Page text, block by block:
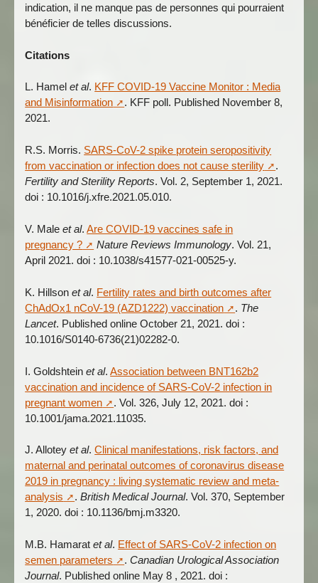
indication, il ne manque pas de personnes qui pourraient
bénéficier de telles discussions.
Citations
L. Hamelet al. KFF COVID-19 Vaccine Monitor : Media
and Misinformation
. KFF poll. Published November 8,
2021.
R.S. Morris. SARS-CoV-2 spike protein seropositivity
from vaccination or infection does not cause sterility
.
Fertility and Sterility Reports. Vol. 2, September 1, 2021.
doi : 10.1016/j.xfre.2021.05.010.
V. Maleet al.Are COVID-19 vaccines safe in
pregnancy ?
Nature Reviews Immunology. Vol. 21,
April 2021. doi : 10.1038/s41577-021-00525-y.
K. Hillsonet al. Fertility rates and birth outcomes after
ChAdOx1 nCoV-19 (AZD1222) vaccination
. The
Lancet. Published online October 21, 2021. doi :
10.1016/S0140-6736(21)02282-0.
I. Goldshteinet al.Association between BNT162b2
vaccination and incidence of SARS-CoV-2 infection in
pregnant women
. Vol. 326, July 12, 2021. doi :
10.1001/jama.2021.11035.
J. Alloteyet al.Clinical manifestations, risk factors, and
maternal and perinatal outcomes of coronavirus disease
2019 in pregnancy : living systematic review and meta-
analysis
.British Medical Journal. Vol. 370, September
1, 2020. doi : 10.1136/bmj.m3320.
M.B. Hamaratet al. Effect of SARS-CoV-2 infection on
semen parameters
.Canadian Urological Association
Journal. Published online May 8 , 2021. doi :